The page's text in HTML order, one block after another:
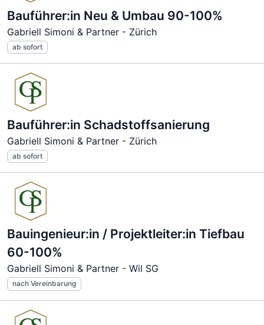
Bauführer:in Neu & Umbau 90-100%
Gabriell Simoni & Partner - Zürich
ab sofort
Bauführer:in Schadstoffsanierung
Gabriell Simoni & Partner - Zürich
ab sofort
Bauingenieur:in / Projektleiter:in Tiefbau
60-100%
Gabriell Simoni & Partner - Wil SG
nach Vereinbarung